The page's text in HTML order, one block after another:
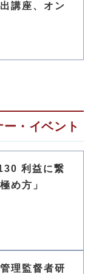
講座、オン
・イベント
利益に繋
め方」
理監督者研